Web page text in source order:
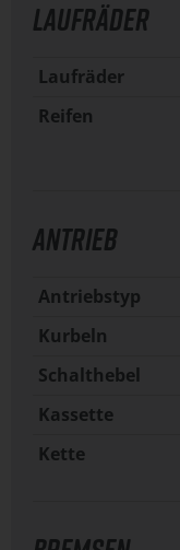
LAUFRÄDER
Laufräder
Reifen
ANTRIEB
Antriebstyp
Kurbeln
Schalthebel
Kassette
Kette